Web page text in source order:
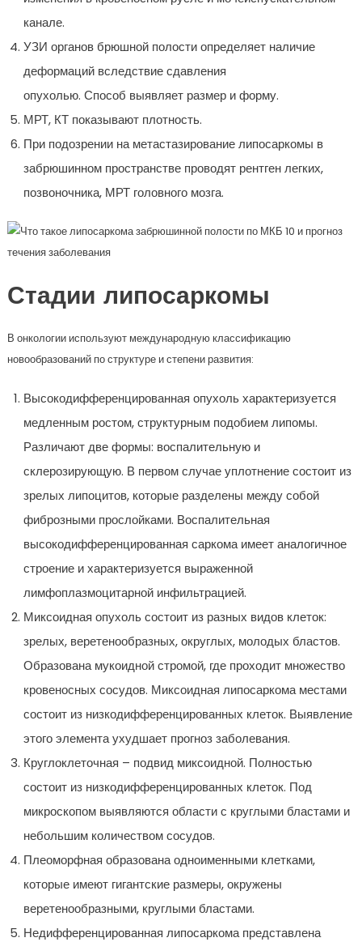
канале.
УЗИ органов брюшной полости определяет наличие
деформаций вследствие сдавления
опухолью. Способ выявляет размер и форму.
МРТ, КТ показывают плотность.
При подозрении на метастазирование липосаркомы в
забрюшинном пространстве проводят рентген легких,
позвоночника, МРТ головного мозга.
Стадии липосаркомы
В онкологии используют международную классификацию
новообразований по структуре и степени развития:
Высокодифференцированная опухоль характеризуется
медленным ростом, структурным подобием липомы.
Различают две формы: воспалительную и
склерозирующую. В первом случае уплотнение состоит из
зрелых липоцитов, которые разделены между собой
фиброзными прослойками. Воспалительная
высокодифференцированная саркома имеет аналогичное
строение и характеризуется выраженной
лимфоплазмоцитарной инфильтрацией.
Миксоидная опухоль состоит из разных видов клеток:
зрелых, веретенообразных, округлых, молодых бластов.
Образована мукоидной стромой, где проходит множество
кровеносных сосудов. Миксоидная липосаркома местами
состоит из низкодифференцированных клеток. Выявление
этого элемента ухудшает прогноз заболевания.
Круглоклеточная – подвид миксоидной. Полностью
состоит из низкодифференцированных клеток. Под
микроскопом выявляются области с круглыми бластами и
небольшим количеством сосудов.
Плеоморфная образована одноименными клетками,
которые имеют гигантские размеры, окружены
веретенообразными, круглыми бластами.
Недифференцированная липосаркома представлена